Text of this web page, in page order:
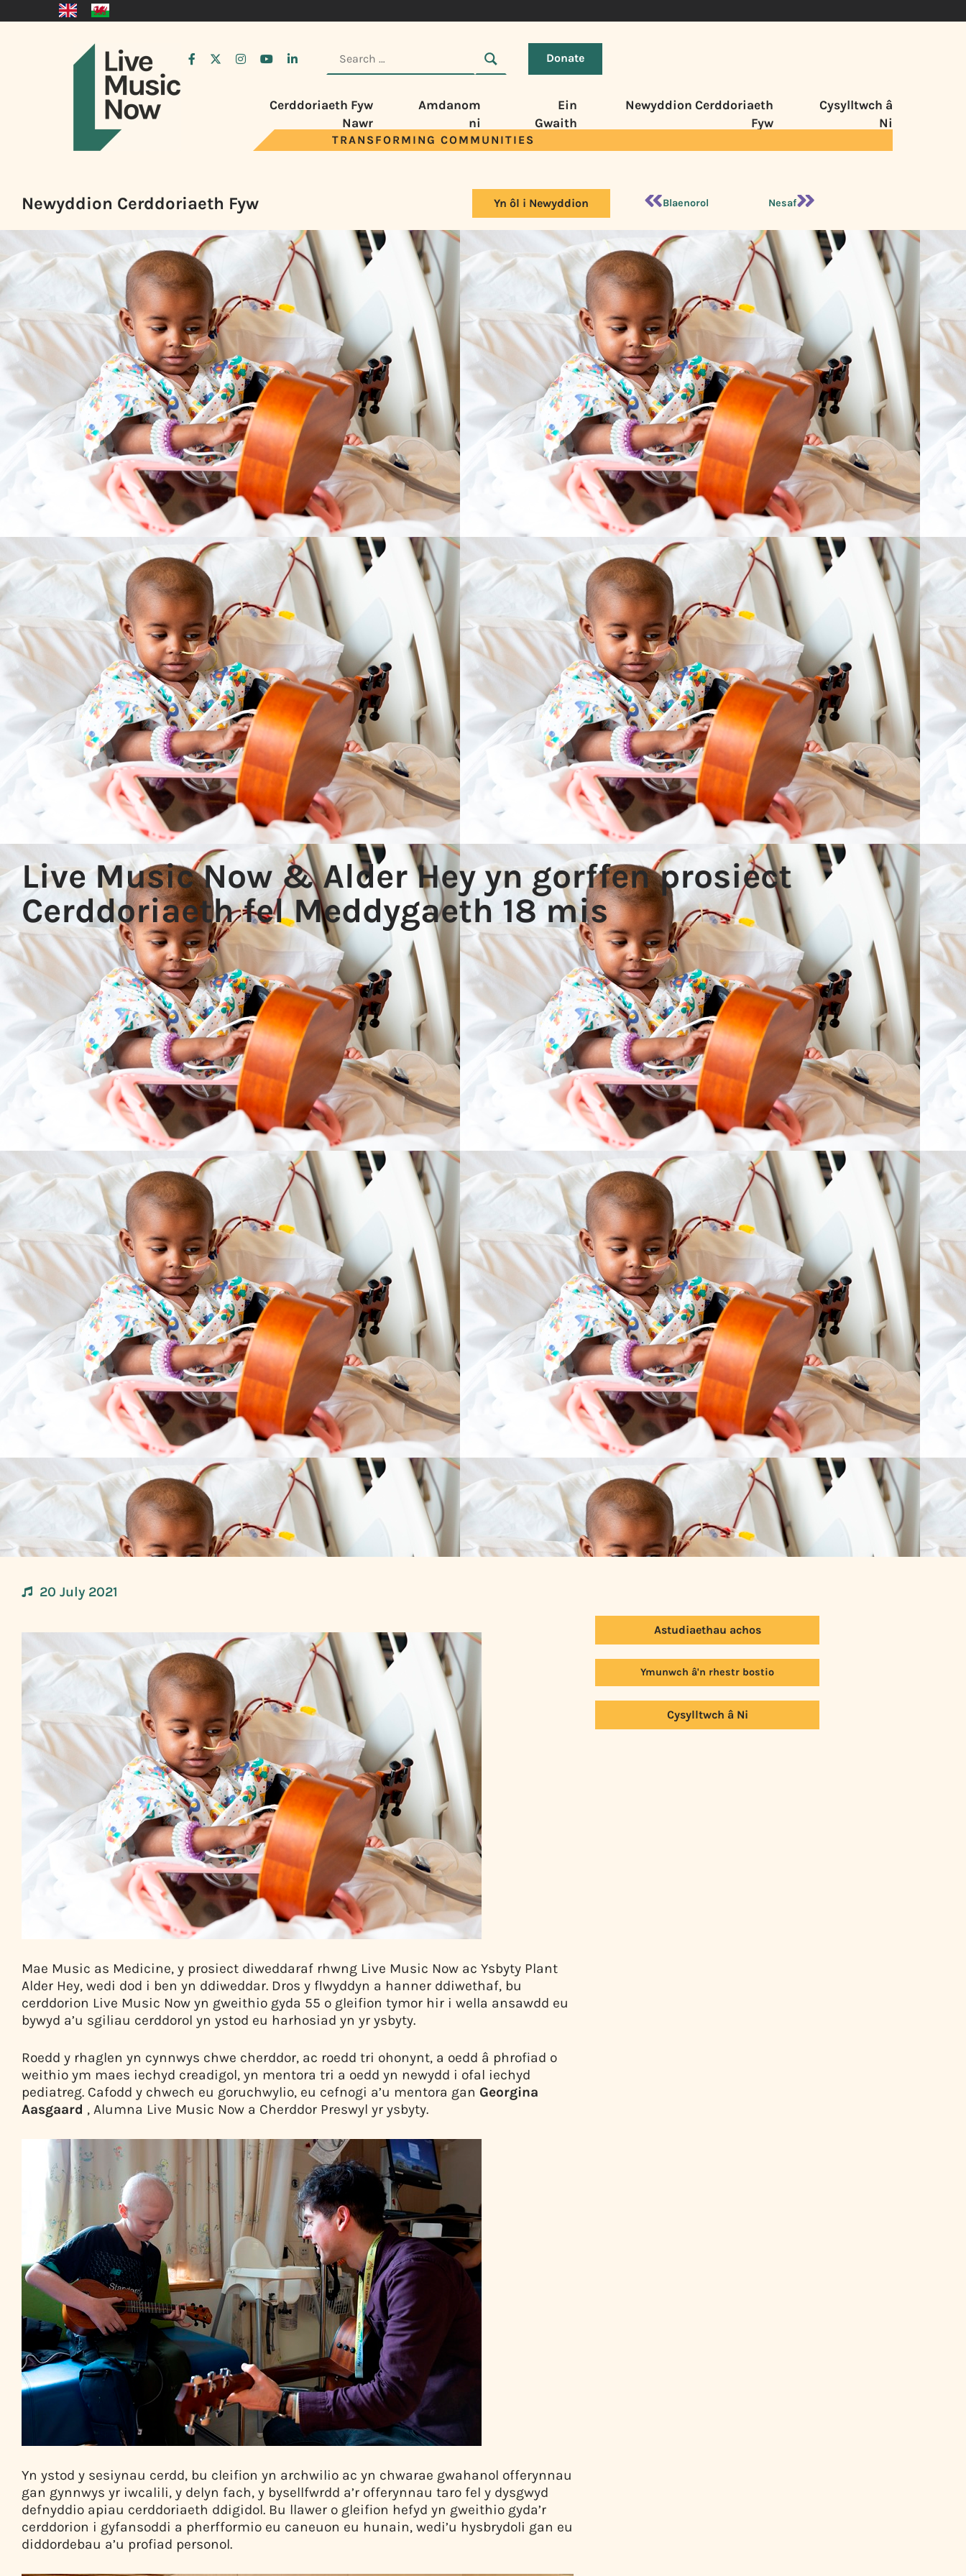
Donate
Cerddoriaeth Fyw
Nawr
Amdanom
ni
Ein
Gwaith
Newyddion Cerddoriaeth
Fyw
Cysylltwch â
Ni
TRANSFORMING COMMUNITIES
Newyddion Cerddoriaeth Fyw Yn ôl i Newyddion Blaenorol Nesaf
Live Music Now & Alder Hey yn gorffen prosiect
Cerddoriaeth fel Meddygaeth 18 mis
20 July 2021
Mae Music as Medicine, y prosiect diweddaraf rhwng Live Music Now ac Ysbyty Plant
Alder Hey, wedi dod i ben yn ddiweddar. Dros y flwyddyn a hanner ddiwethaf, bu
cerddorion Live Music Now yn gweithio gyda 55 o gleifion tymor hir i wella ansawdd eu
bywyd a’u sgiliau cerddorol yn ystod eu harhosiad yn yr ysbyty.
Roedd y rhaglen yn cynnwys chwe cherddor, ac roedd tri ohonynt, a oedd â phrofiad o
weithio ym maes iechyd creadigol, yn mentora tri a oedd yn newydd i ofal iechyd
pediatreg. Cafodd y chwech eu goruchwylio, eu cefnogi a’u mentora gan Georgina
Aasgaard , Alumna Live Music Now a Cherddor Preswyl yr ysbyty.
Yn ystod y sesiynau cerdd, bu cleifion yn archwilio ac yn chwarae gwahanol offerynnau
gan gynnwys yr iwcalili, y delyn fach, y bysellfwrdd a’r offerynnau taro fel y dysgwyd
defnyddio apiau cerddoriaeth ddigidol. Bu llawer o gleifion hefyd yn gweithio gyda’r
cerddorion i gyfansoddi a pherfformio eu caneuon eu hunain, wedi’u hysbrydoli gan eu
diddordebau a’u profiad personol.
Astudiaethau achos
Ymunwch â'n rhestr bostio
Cysylltwch â Ni